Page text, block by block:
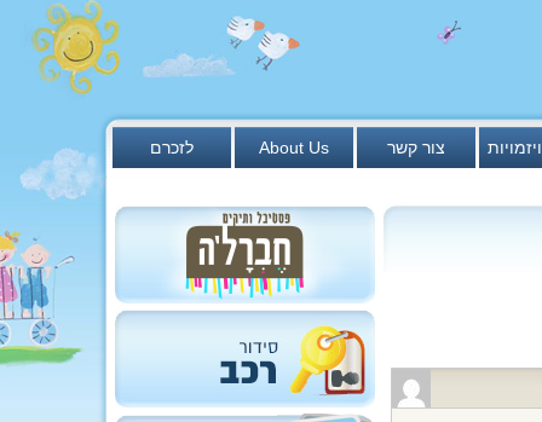
לזכרם About Us צור קשר